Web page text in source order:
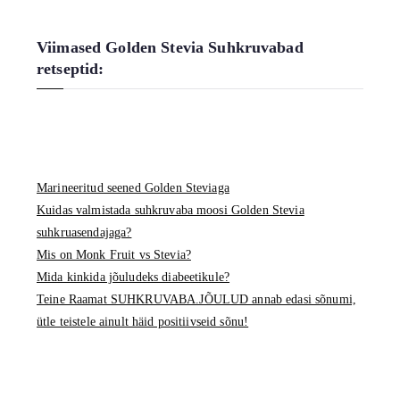
f
Viimased Golden Stevia Suhkruvabad
retseptid:
Marineeritud seened Golden Steviaga
Kuidas valmistada suhkruvaba moosi Golden Stevia
suhkruasendajaga?
Mis on Monk Fruit vs Stevia?
Mida kinkida jõuludeks diabeetikule?
Teine Raamat SUHKRUVABA.JÕULUD annab edasi sõnumi,
ütle teistele ainult häid positiivseid sõnu!